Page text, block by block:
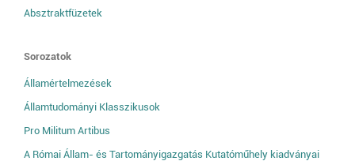
Absztraktfüzetek
Sorozatok
Államértelmezések
Államtudományi Klasszikusok
Pro Militum Artibus
A Római Állam- és Tartományigazgatás Kutatóműhely kiadványai